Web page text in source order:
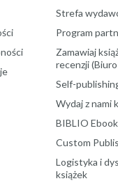
Strefa
Program
Zamawiaj
recenzji
Self-
Wydaj z nami
BIBLIO
Custom
Logistyka i
książek